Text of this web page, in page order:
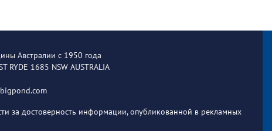
Австралии с 1950 года
RYDE 1685 NSW AUSTRALIA
за достоверность информации, опубликованной в рекламных